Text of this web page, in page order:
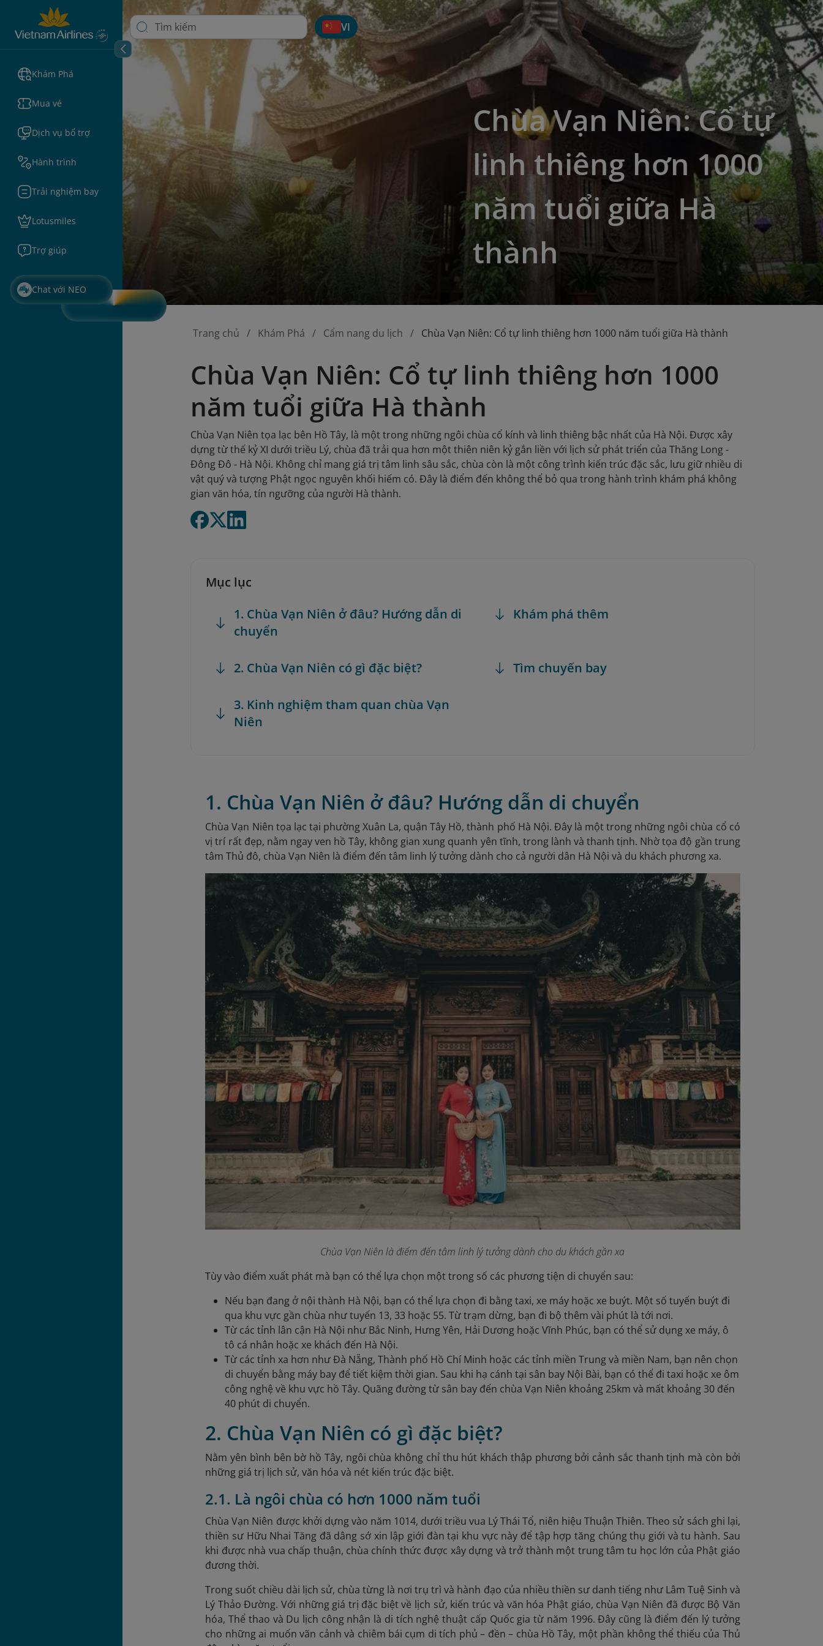
Khám Phá
Mua vé
Dịch vụ bổ trợ
Hành trình
Trải nghiệm bay
Lotusmiles
Trợ giúp
Chat với NEO
VI
Chùa Vạn Niên: Cổ tự
linh thiêng hơn 1000
năm tuổi giữa Hà
thành
Trang chủ Khám Phá Cẩm nang du lịch Chùa Vạn Niên: Cổ tự linh thiêng hơn 1000 năm tuổi giữa Hà thành
Chùa Vạn Niên: Cổ tự linh thiêng hơn 1000
năm tuổi giữa Hà thành
Chùa Vạn Niên tọa lạc bên Hồ Tây, là một trong những ngôi chùa cổ kính và linh thiêng bậc nhất của Hà Nội. Được xây
dựng từ thế kỷ XI dưới triều Lý, chùa đã trải qua hơn một thiên niên kỷ gắn liền với lịch sử phát triển của Thăng Long -
Đông Đô - Hà Nội. Không chỉ mang giá trị tâm linh sâu sắc, chùa còn là một công trình kiến trúc đặc sắc, lưu giữ nhiều di
vật quý và tượng Phật ngọc nguyên khối hiếm có. Đây là điểm đến không thể bỏ qua trong hành trình khám phá không
gian văn hóa, tín ngưỡng của người Hà thành.
Mục lục
1. Chùa Vạn Niên ở đâu? Hướng dẫn di
chuyển
2. Chùa Vạn Niên có gì đặc biệt?
3. Kinh nghiệm tham quan chùa Vạn
Niên
Khám phá thêm
Tìm chuyến bay
1. Chùa Vạn Niên ở đâu? Hướng dẫn di chuyển
Chùa Vạn Niên tọa lạc tại phường Xuân La, quận Tây Hồ, thành phố Hà Nội. Đây là một trong những ngôi chùa cổ có
vị trí rất đẹp, nằm ngay ven hồ Tây, không gian xung quanh yên tĩnh, trong lành và thanh tịnh. Nhờ tọa độ gần trung
tâm Thủ đô, chùa Vạn Niên là điểm đến tâm linh lý tưởng dành cho cả người dân Hà Nội và du khách phương xa.
Chùa Vạn Niên là điểm đến tâm linh lý tưởng dành cho du khách gần xa
Tùy vào điểm xuất phát mà bạn có thể lựa chọn một trong số các phương tiện di chuyển sau:
Nếu bạn đang ở nội thành Hà Nội, bạn có thể lựa chọn đi bằng taxi, xe máy hoặc xe buýt. Một số tuyến buýt đi
qua khu vực gần chùa như tuyến 13, 33 hoặc 55. Từ trạm dừng, bạn đi bộ thêm vài phút là tới nơi.
Từ các tỉnh lân cận Hà Nội như Bắc Ninh, Hưng Yên, Hải Dương hoặc Vĩnh Phúc, bạn có thể sử dụng xe máy, ô
tô cá nhân hoặc xe khách đến Hà Nội.
Từ các tỉnh xa hơn như Đà Nẵng, Thành phố Hồ Chí Minh hoặc các tỉnh miền Trung và miền Nam, bạn nên chọn
di chuyển bằng máy bay để tiết kiệm thời gian. Sau khi hạ cánh tại sân bay Nội Bài, bạn có thể đi taxi hoặc xe ôm
công nghệ về khu vực hồ Tây. Quãng đường từ sân bay đến chùa Vạn Niên khoảng 25km và mất khoảng 30 đến
40 phút di chuyển.
2. Chùa Vạn Niên có gì đặc biệt?
Nằm yên bình bên bờ hồ Tây, ngôi chùa không chỉ thu hút khách thập phương bởi cảnh sắc thanh tịnh mà còn bởi
những giá trị lịch sử, văn hóa và nét kiến trúc đặc biệt.
2.1. Là ngôi chùa có hơn 1000 năm tuổi
Chùa Vạn Niên được khởi dựng vào năm 1014, dưới triều vua Lý Thái Tổ, niên hiệu Thuận Thiên. Theo sử sách ghi lại,
thiền sư Hữu Nhai Tăng đã dâng sớ xin lập giới đàn tại khu vực này để tập hợp tăng chúng thụ giới và tu hành. Sau
khi được nhà vua chấp thuận, chùa chính thức được xây dựng và trở thành một trung tâm tu học lớn của Phật giáo
đương thời.
Trong suốt chiều dài lịch sử, chùa từng là nơi trụ trì và hành đạo của nhiều thiền sư danh tiếng như Lâm Tuệ Sinh và
Lý Thảo Đường. Với những giá trị đặc biệt về lịch sử, kiến trúc và văn hóa Phật giáo, chùa Vạn Niên đã được Bộ Văn
hóa, Thể thao và Du lịch công nhận là di tích nghệ thuật cấp Quốc gia từ năm 1996. Đây cũng là điểm đến lý tưởng
cho những ai muốn vãn cảnh và chiêm bái cụm di tích phủ – đền – chùa Hồ Tây, một phần không thể thiếu của Thủ